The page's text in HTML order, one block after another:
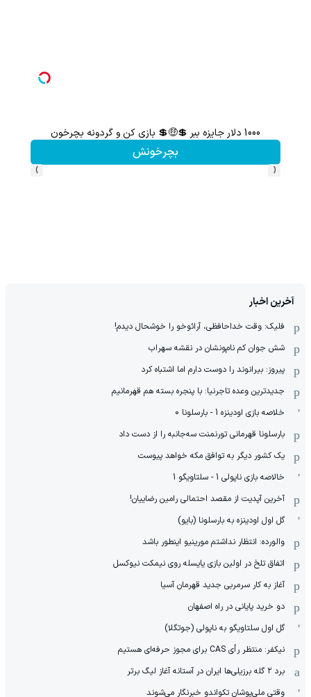
1000 دلار جایزه ببر 💲🤑💲 بازی کن و گردونه بچرخون
بچرخونش
‹
›
آخرین اخبار
فلیک: وقت خداحافظی، آرائوخو را خوشحال دیدم!
شش جوان کم نام‌و‌نشان در نقشه سهراب
پیروز: بیرانوند را دوست دارم اما اشتباه کرد
جدیدترین وعده تاجرنیا: با پنجره بسته هم قهرمانیم
خلاصه بازی اودینزه 1 - بارسلونا 0
بارسلونا قهرمانی تورنمنت سه‌جانبه را از دست داد
یک کشور دیگر به توافق مکه خواهد پیوست
خالاصه بازی ناپولی 1 - سلتاویگو 1
آخرین آپدیت از مقصد احتمالی رامین رضاییان!
گل اول اودینزه به بارسلونا (بایو)
والورده: انتظار نداشتم مورینیو اینطور باشد
اتفاق تلخ در اولین بازی یایسله روی نیمکت نیوکسل
آغاز به کار سرمربی جدید قهرمان آسیا
دو خرید پایانی در راه اصفهان
گل اول سلتاویگو به ناپولی (جوتگلا)
نیکفر: منتظر رأی CAS برای مجوز حرفه‌ای هستیم
برد ۲ گله برزیلی‌ها ایران در آستانه آغاز لیگ برتر
وقتی ملی‌پوشان تکواندو خبرنگار می‌شوند